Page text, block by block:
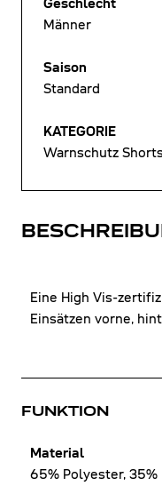
Eine High Vis-
Einsätzen vorne,
FUNKTION
Material
65% Polyester,
Geschlecht
Männer
Saison
Standard
KATEGORIE
Warnschutz